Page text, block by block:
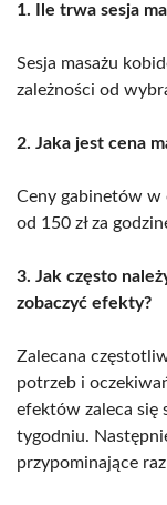
1. Ile trwa sesja
Sesja masażu
zależności od
2. Jaka jest cena
Ceny gabinetów w
od 150 zł za
3. Jak często
zobaczyć efekty?
Zalecana
potrzeb i
efektów zaleca się
tygodniu.
przypominające